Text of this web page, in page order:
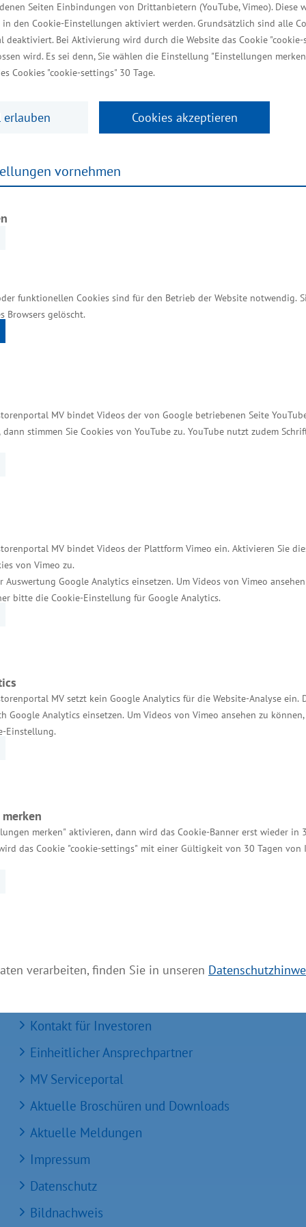
Seiten Einbindungen von Drittanbietern (YouTube, Vimeo). Diese
in den Cookie-Einstellungen aktiviert werden. Grundsätzlich sind alle
Bei Aktivierung wird durch die Website das Cookie "cookie-
wird. Es sei denn, Sie wählen die Einstellung "Einstellungen
Cookies "cookie-settings" 30 Tage.
erlauben Cookies akzeptieren
vornehmen
funktionellen Cookies sind für den Betrieb der Website notwendig.
Browsers gelöscht.
MV bindet Videos der von Google betriebenen Seite
dann stimmen Sie Cookies von YouTube zu. YouTube nutzt zudem
MV bindet Videos der Plattform Vimeo ein. Aktivieren Sie
von Vimeo zu.
Auswertung Google Analytics einsetzen. Um Videos von Vimeo
bitte die Cookie-Einstellung für Google Analytics.
MV setzt kein Google Analytics für die Website-Analyse ein.
Google Analytics einsetzen. Um Videos von Vimeo ansehen zu
Einstellung.
merken" aktivieren, dann wird das Cookie-Banner erst wieder in
das Cookie "cookie-settings" mit einer Gültigkeit von 30 Tagen von
verarbeiten, finden Sie in unseren
weiter.
eine Laser-Biege-Lagerautomation, eine
„Einen wesentlichen Baustein für den
ständig weiter zu entwickeln und zu
zu können, mit denen man sich von den
vor Ort
das Vorhaben belaufen sich auf 5,49 Millionen
zur Verbesserung der regionalen
den sozialen Einsatz des
dadurch erst umsetzen. Das Engagement
Mecklenburg-Vorpommerns
von insgesamt ca. 35.000 Euro vergeben. In
Engagements darstellt. Die
die Förderung des Sports, die Förderung der
stellt die Stiftung circa 120.000 Euro für die
Maschinen und Systeme für die
Einlegen und Verpacken. Dazu braucht es
2.000 Schnitten pro Minute in gleichmäßige
können heute auf ein breites Spektrum an
– für jede Leistungsklasse in
Weber, dem ältesten Sohn des
22 Standorten in 18 Nationen sind heute bei
GmbH 1999 in Betrieb. Heute sind
Auszubildende) und Mitarbeiter beschäftigt.
Unternehmen in acht Ausbildungsberufen
des Jahres in MV“ des
als Finalist in der Kategorie
die Landeswirtschaftsfördergesellschaft
von Unternehmen, die in das
Kontakt für Investoren
Einheitlicher Ansprechpartner
MV Serviceportal
Aktuelle Broschüren und Downloads
Aktuelle Meldungen
Impressum
Datenschutz
Bildnachweis